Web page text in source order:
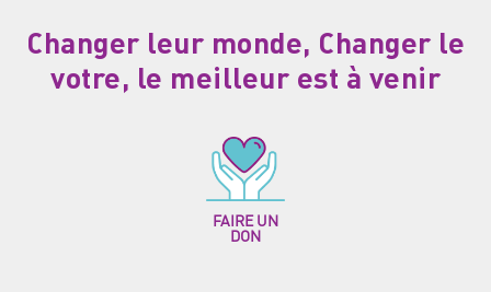
Changer leur monde, Changer le
votre, le meilleur est à venir
FAIRE UN
DON